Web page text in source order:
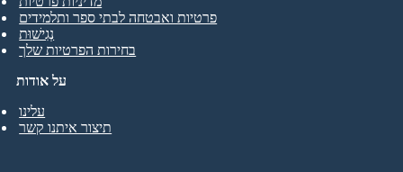
על אודות
עלינו
תיצור איתנו קשר
פרטיות ואבטחה לבתי ספר ותלמידים
נְגִישׁוּת
בחירות הפרטיות שלך